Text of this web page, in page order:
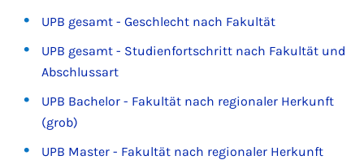
UPB gesamt - Geschlecht nach Fakultät
UPB gesamt - Studienfortschritt nach Fakultät und
Abschlussart
UPB Bachelor - Fakultät nach regionaler Herkunft
(grob)
UPB Master - Fakultät nach regionaler Herkunft